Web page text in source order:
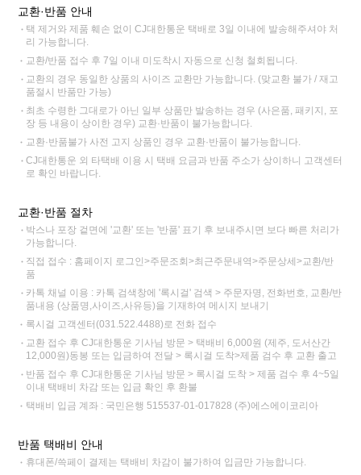
교환·반품 안내
택 제거와 제품 훼손 없이 CJ대한통운 택배로 3일 이내에 발송해주셔야 처
리 가능합니다.
교환/반품 접수 후 7일 이내 미도착시 자동으로 신청 철회됩니다.
교환의 경우 동일한 상품의 사이즈 교환만 가능합니다. (맞교환 불가 / 재고
품절시 반품만 가능)
최초 수령한 그대로가 아닌 일부 상품만 발송하는 경우 (사은품, 패키지, 포
장 등 내용이 상이한 경우) 교환·반품이 불가능합니다.
교환·반품불가 사전 고지 상품인 경우 교환·반품이 불가능합니다.
CJ대한통운 외 타택배 이용 시 택배 요금과 반품 주소가 상이하니 고객센터
로 확인 바랍니다.
교환·반품 절차
박스나 포장 겉면에 '교환' 또는 '반품' 표기 후 보내주시면 보다 빠른 처리가
가능합니다.
직접 접수 : 홈페이지 로그인>주문조회>최근주문내역>주문상세>교환/반
품
카톡 채널 이용 : 카톡 검색창에 '록시걸' 검색 > 주문자명, 전화번호, 교환/반
품내용 (상품명,사이즈,사유등)을 기재하여 메시지 보내기
록시걸 고객센터(031.522.4488)로 전화 접수
교환 접수 후 CJ대한통운 기사님 방문 > 택배비 6,000원 (제주, 도서산간
12,000원)동봉 또는 입금하여 전달 > 록시걸 도착>제품 검수 후 교환 출고
반품 접수 후 CJ대한통운 기사님 방문 > 록시걸 도착 > 제품 검수 후 4~5일
이내 택배비 차감 또는 입금 확인 후 환불
택배비 입금 계좌 : 국민은행 515537-01-017828 (주)에스에이코리아
반품 택배비 안내
휴대폰/쓱페이 결제는 택배비 차감이 불가하여 입금만 가능합니다.